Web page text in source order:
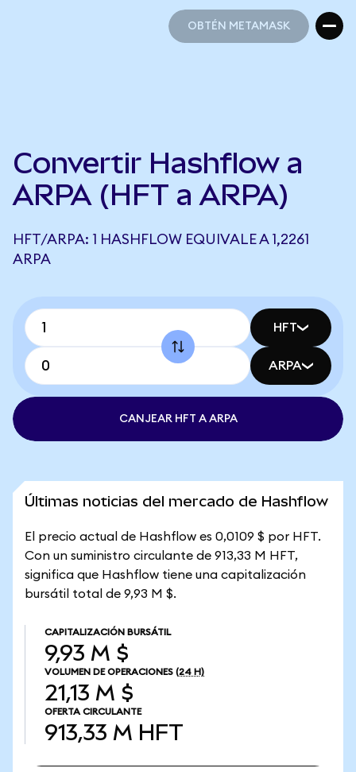
OBTÉN METAMASK
Convertir Hashflow a
ARPA (HFT a ARPA)
HFT/ARPA: 1 HASHFLOW EQUIVALE A 1,2261
ARPA
HFT
ARPA
CANJEAR HFT A ARPA
Últimas noticias del mercado de Hashflow
El precio actual de Hashflow es 0,0109 $ por HFT.
Con un suministro circulante de 913,33 M HFT,
significa que Hashflow tiene una capitalización
bursátil total de 9,93 M $.
CAPITALIZACIÓN BURSÁTIL
9,93 M $
VOLUMEN DE OPERACIONES (24 H)
21,13 M $
OFERTA CIRCULANTE
913,33 M HFT